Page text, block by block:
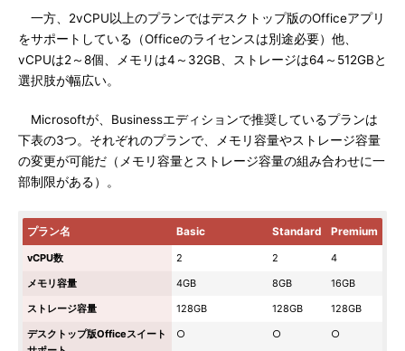
一方、2vCPU以上のプランではデスクトップ版のOfficeアプリ
をサポートしている（Officeのライセンスは別途必要）他、
vCPUは2～8個、メモリは4～32GB、ストレージは64～512GBと
選択肢が幅広い。
Microsoftが、Businessエディションで推奨しているプランは
下表の3つ。それぞれのプランで、メモリ容量やストレージ容量
の変更が可能だ（メモリ容量とストレージ容量の組み合わせに一
部制限がある）。
プラン名 Basic Standard Premium
vCPU数 2 2
4
メモリ容量
4GB 8GB
16GB
ストレージ容量
128GB 128GB
128GB
デスクトップ版Officeスイート
○ ○ ○